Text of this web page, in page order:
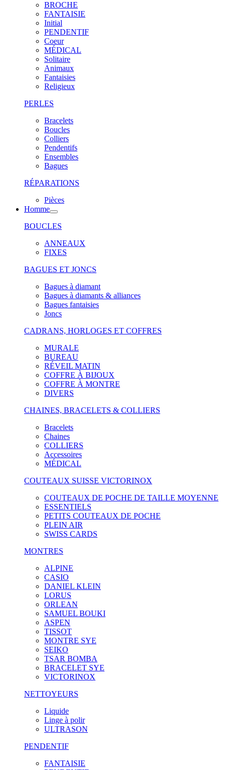
BROCHE
FANTAISIE
Initial
PENDENTIF
Coeur
MÉDICAL
Solitaire
Animaux
Fantaisies
Religieux
PERLES
Bracelets
Boucles
Colliers
Pendentifs
Ensembles
Bagues
RÉPARATIONS
Pièces
Homme
BOUCLES
ANNEAUX
FIXES
BAGUES ET JONCS
Bagues à diamant
Bagues à diamants & alliances
Bagues fantaisies
Joncs
CADRANS, HORLOGES ET COFFRES
MURALE
BUREAU
RÉVEIL MATIN
COFFRE À BIJOUX
COFFRE À MONTRE
DIVERS
CHAINES, BRACELETS & COLLIERS
Bracelets
Chaines
COLLIERS
Accessoires
MÉDICAL
COUTEAUX SUISSE VICTORINOX
COUTEAUX DE POCHE DE TAILLE MOYENNE
ESSENTIELS
PETITS COUTEAUX DE POCHE
PLEIN AIR
SWISS CARDS
MONTRES
ALPINE
CASIO
DANIEL KLEIN
LORUS
ORLEAN
SAMUEL BOUKI
ASPEN
TISSOT
MONTRE SYE
SEIKO
TSAR BOMBA
BRACELET SYE
VICTORINOX
NETTOYEURS
Liquide
Linge à polir
ULTRASON
PENDENTIF
FANTAISIE